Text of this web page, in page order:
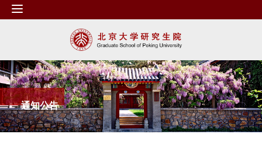
通知公告